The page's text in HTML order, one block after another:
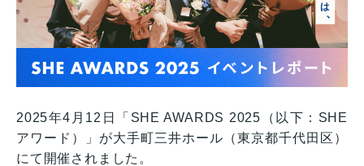
2025年4月12日「SHE AWARDS 2025（以下：SHE
アワード）」が大手町三井ホール（東京都千代田区）
にて開催されました。